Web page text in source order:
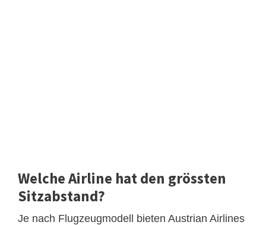
Welche Airline hat den grössten
Sitzabstand?
Je nach Flugzeugmodell bieten Austrian Airlines